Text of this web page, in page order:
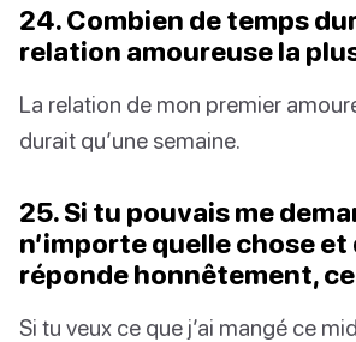
24. Combien de temps
relation amoureuse la
La relation de mon premier
durait qu’une semaine.
25. Si tu pouvais me
n’importe quelle chose et
réponde honnêtement,
Si tu veux ce que j’ai mangé ce